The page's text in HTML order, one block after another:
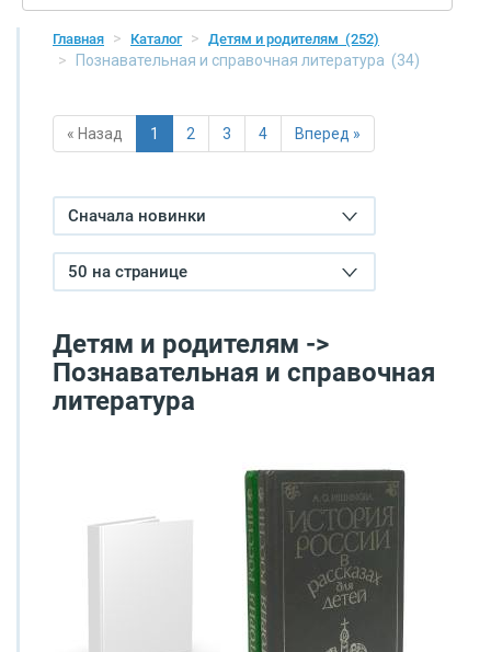
Главная Каталог Детям и родителям (252)
Познавательная и справочная литература (34)
« Назад 1 2 3 4 Вперед »
Сначала новинки
50 на странице
Детям и родителям ->
Познавательная и справочная
литература